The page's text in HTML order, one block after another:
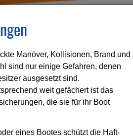
Manöver, Kollisionen, Brand und
sind nur einige Gefahren, denen
ausgesetzt sind.
weit gefächert ist das
die sie für ihr Boot
eines Bootes schützt die Haft­